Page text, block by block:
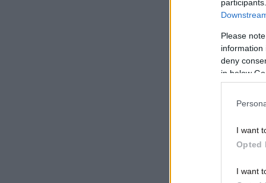
Please
information
deny
in below
I want
Opted
I want